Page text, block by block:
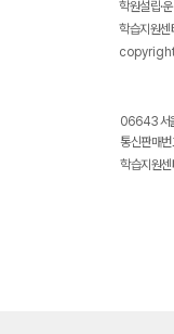
학원설립·
학습지원
06643 서
통신판매
학습지원